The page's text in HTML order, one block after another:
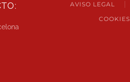
AVISO LEGAL
COOKIES